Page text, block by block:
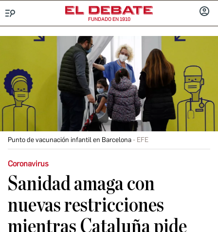
FUNDADO EN 1910
Punto de vacunación infantil en Barcelona EFE
Coronavirus
Sanidad amaga con
nuevas restricciones
mientras Cataluña pide